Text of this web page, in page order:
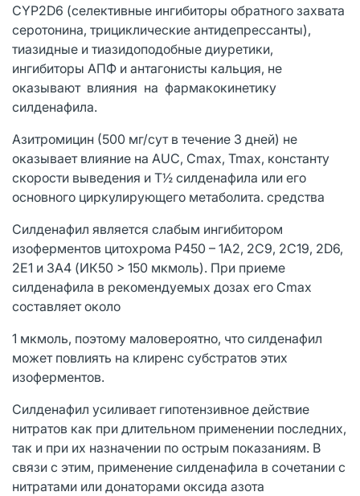
CYP2D6 (селективные ингибиторы обратного захвата
серотонина, трициклические антидепрессанты),
тиазидные и тиазидоподобные диуретики,
ингибиторы АПФ и антагонисты кальция, не
оказывают влияния на фармакокинетику
силденафила.
Азитромицин (500 мг/сут в течение 3 дней) не
оказывает влияние на AUC, Cmax, Tmax, константу
скорости выведения и Т½ силденафила или его
основного циркулирующего метаболита. средства
Силденафил является слабым ингибитором
изоферментов цитохрома P450 – 1A2, 2C9, 2С19, 2D6,
2E1 и 3A4 (ИК50 > 150 мкмоль). При приеме
силденафила в рекомендуемых дозах его Cmax
составляет около
1 мкмоль, поэтому маловероятно, что силденафил
может повлиять на клиренс субстратов этих
изоферментов.
Силденафил усиливает гипотензивное действие
нитратов как при длительном применении последних,
так и при их назначении по острым показаниям. В
связи с этим, применение силденафила в сочетании с
нитратами или донаторами оксида азота